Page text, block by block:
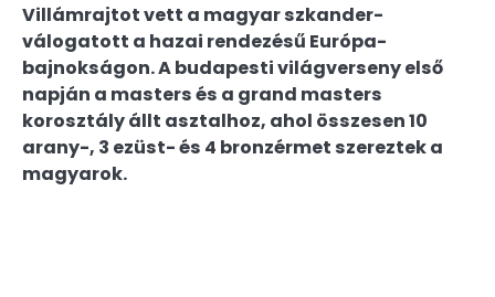
Villámrajtot vett a magyar szkander-
válogatott a hazai rendezésű Európa-
bajnokságon. A budapesti világverseny első
napján a masters és a grand masters
korosztály állt asztalhoz, ahol összesen 10
arany-, 3 ezüst- és 4 bronzérmet szereztek a
magyarok.